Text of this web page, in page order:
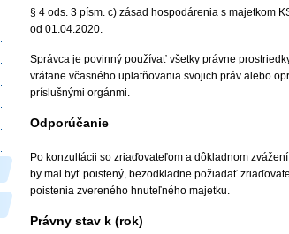
§ 4 ods. 3 písm. c) zásad hospodárenia s majetkom
od 01.04.2020.
Správca je povinný používať všetky právne
vrátane včasného uplatňovania svojich práv alebo
príslušnými orgánmi.
Odporúčanie
Po konzultácii so zriaďovateľom a dôkladnom
by mal byť poistený, bezodkladne požiadať
poistenia zvereného hnuteľného majetku.
Právny stav k (rok)